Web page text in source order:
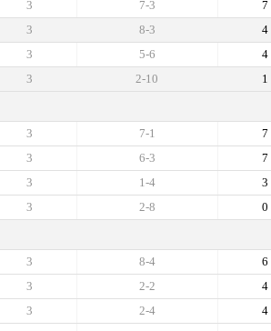
7
7-3
3
4
8-3
3
4
5-6
3
1
2-10
3
7
7-1
3
7
6-3
3
3
1-4
3
0
2-8
3
6
8-4
3
4
2-2
3
4
2-4
3